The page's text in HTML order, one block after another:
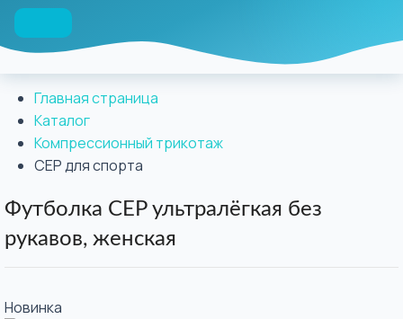
Главная страница
Каталог
Компрессионный трикотаж
CEP для спорта
Футболка CEP ультралёгкая без
рукавов, женская
Новинка